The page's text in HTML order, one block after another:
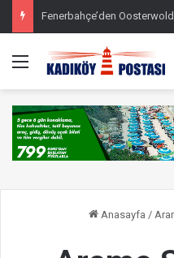
Fenerbahçe’den
Menü
Anasayfa /